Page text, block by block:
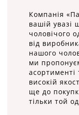
Компанія
вашій увазі
чоловічого
від
нашого
ми
асортименті
високій
ще до
тільки той